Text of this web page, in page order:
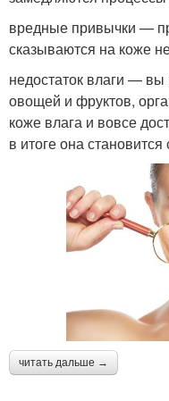
вредные привычки —
сказываются на коже
недостаток влаги —
овощей и фруктов,
коже влага и вовсе
в итоге она
читать дальше →